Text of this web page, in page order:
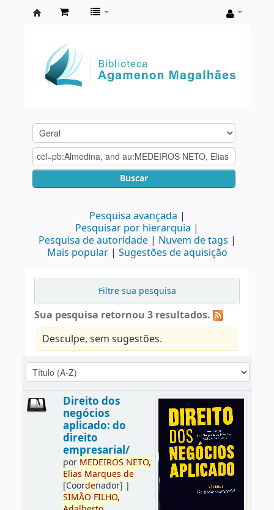
Agamenon
Magalhães
Buscar
Pesquisa avançada
Pesquisar por hierarquia
Pesquisa de autoridade
Nuvem de tags
Mais popular
Sugestões de aquisição
Filtre sua pesquisa
Sua pesquisa retornou 3 resultados.
Desculpe, sem sugestões.
Direito dos
negócios
aplicado: do
direito
empresarial/
por MEDEIROS NETO,
Elias Marques de
[Coordenador] |
SIMÃO FILHO,